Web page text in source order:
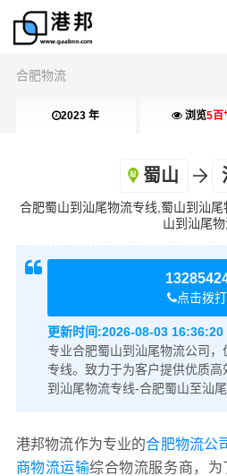
合肥物流
2023 年 浏览5百+
蜀山
合肥蜀山到汕尾物流专线,蜀山到汕
山到汕尾
点击拨
更新时间:2026-08-03 16:36:20
专业合肥蜀山到汕尾物流公司
专线。致力于为客户提供优质
到汕尾物流专线-合肥蜀山至汕尾
港邦物流作为专业的合肥物流公
商物流运输综合物流服务商，为